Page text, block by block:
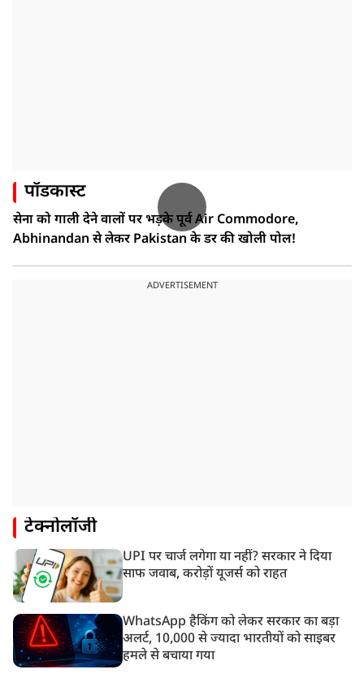
पॉडकास्ट
सेना को गाली देने वालों पर भड़के पूर्व Air Commodore,
Abhinandan से लेकर Pakistan के डर की खोली पोल!
ADVERTISEMENT
टेक्नोलॉजी
UPI पर चार्ज लगेगा या नहीं? सरकार ने दिया
साफ जवाब, करोड़ों यूजर्स को राहत
WhatsApp हैकिंग को लेकर सरकार का बड़ा
अलर्ट, 10,000 से ज्यादा भारतीयों को साइबर
हमले से बचाया गया